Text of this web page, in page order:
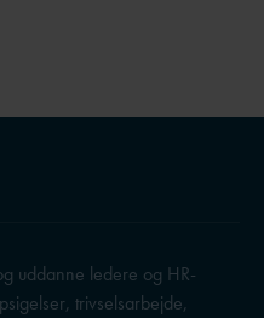
uddanne ledere og HR-
trivselsarbejde,